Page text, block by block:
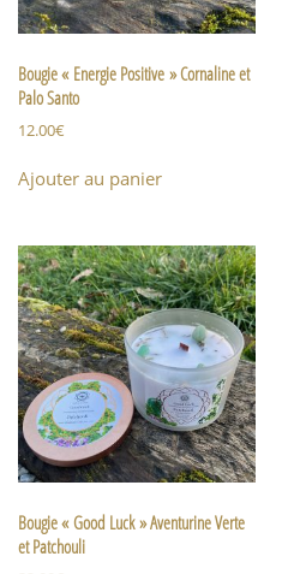
Bougie « Energie Positive » Cornaline et
Palo Santo
12.00€
Ajouter au panier
Bougie « Good Luck » Aventurine Verte
et Patchouli